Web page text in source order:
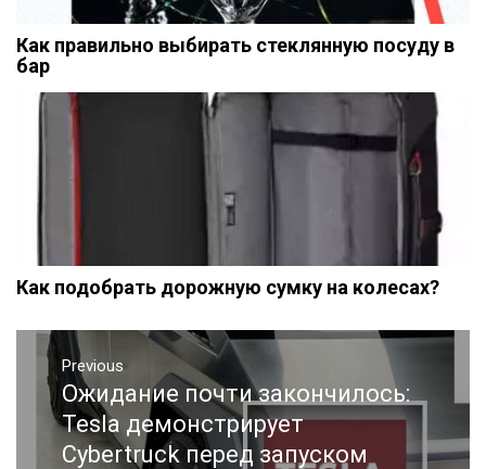
Как правильно выбирать стеклянную посуду в
бар
Как подобрать дорожную сумку на колесах?
Навигация
записям
Previous
Previous
post:
Ожидание почти закончилось:
Tesla демонстрирует
Cybertruck перед запуском